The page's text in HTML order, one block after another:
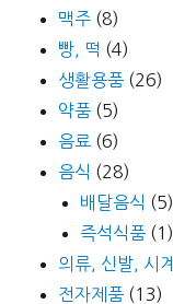
맥주 (8)
빵, 떡 (4)
생활용품 (26)
약품 (5)
음료 (6)
음식 (28)
배달음식 (5)
즉석식품 (1)
의류, 신발, 시계
전자제품 (13)